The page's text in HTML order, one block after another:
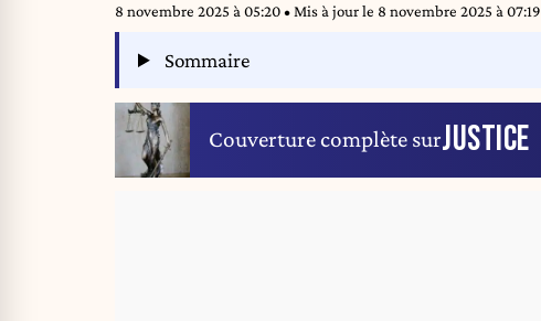
8 novembre 2025 à 05:20• Mis à jour le 8 novembre 2025 à 07:19
Sommaire
Couverture complète surJUSTICE